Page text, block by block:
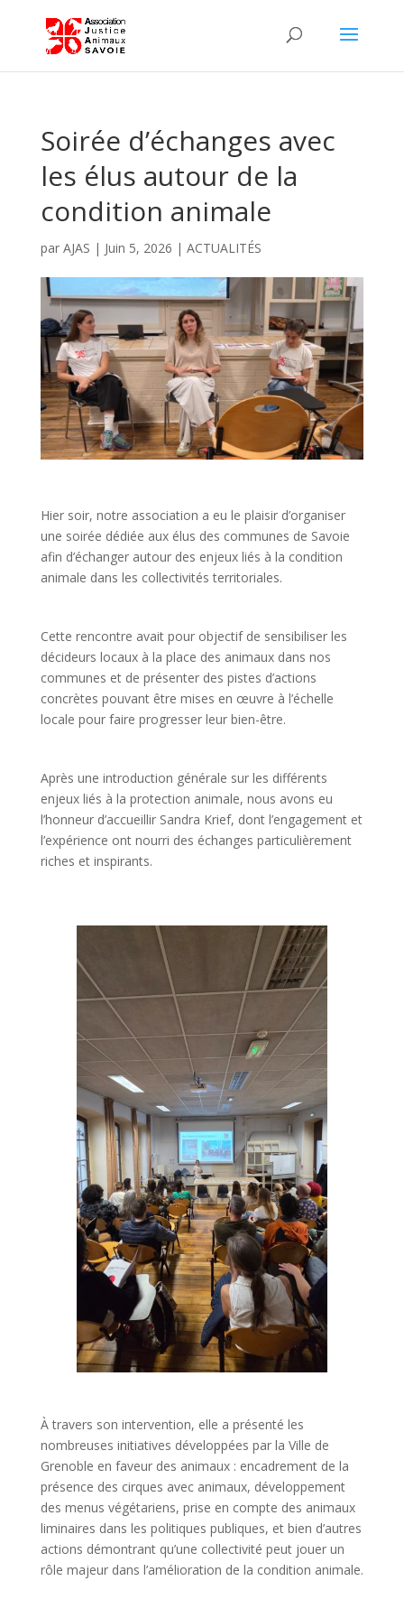
Soirée d’échanges avec
les élus autour de la
condition animale
par AJAS | Juin 5, 2026 | ACTUALITÉS
Hier soir, notre association a eu le plaisir d’organiser
une soirée dédiée aux élus des communes de Savoie
afin d’échanger autour des enjeux liés à la condition
animale dans les collectivités territoriales.
Cette rencontre avait pour objectif de sensibiliser les
décideurs locaux à la place des animaux dans nos
communes et de présenter des pistes d’actions
concrètes pouvant être mises en œuvre à l’échelle
locale pour faire progresser leur bien-être.
Après une introduction générale sur les différents
enjeux liés à la protection animale, nous avons eu
l’honneur d’accueillir Sandra Krief, dont l’engagement et
l’expérience ont nourri des échanges particulièrement
riches et inspirants.
À travers son intervention, elle a présenté les
nombreuses initiatives développées par la Ville de
Grenoble en faveur des animaux : encadrement de la
présence des cirques avec animaux, développement
des menus végétariens, prise en compte des animaux
liminaires dans les politiques publiques, et bien d’autres
actions démontrant qu’une collectivité peut jouer un
rôle majeur dans l’amélioration de la condition animale.